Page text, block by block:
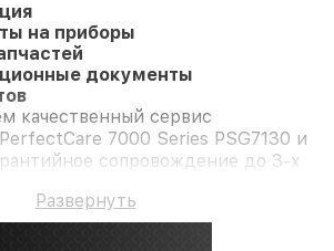
на приборы
документы
качественный сервис
7000 Series PSG7130 и
сопровождение до 3-х
Развернуть